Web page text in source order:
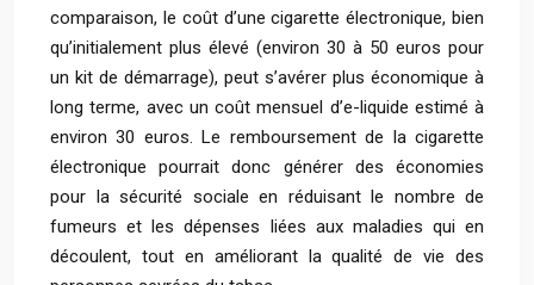
comparaison, le coût d’une cigarette électronique, bien
qu’initialement plus élevé (environ 30 à 50 euros pour
un kit de démarrage), peut s’avérer plus économique à
long terme, avec un coût mensuel d’e-liquide estimé à
environ 30 euros. Le remboursement de la cigarette
électronique pourrait donc générer des économies
pour la sécurité sociale en réduisant le nombre de
fumeurs et les dépenses liées aux maladies qui en
découlent, tout en améliorant la qualité de vie des